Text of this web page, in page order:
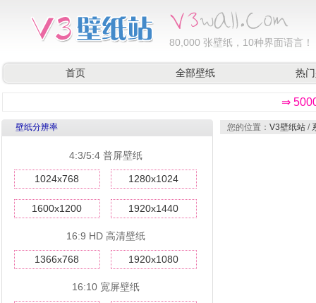
80,000 张壁纸，10种界面语言！
首页 全部壁纸 热
⇒
壁纸分辨率
4:3/5:4 普屏壁纸
1024x768 1280x1024
1600x1200 1920x1440
16:9 HD 高清壁纸
1366x768 1920x1080
16:10 宽屏壁纸
您的位置： V3壁纸站 /